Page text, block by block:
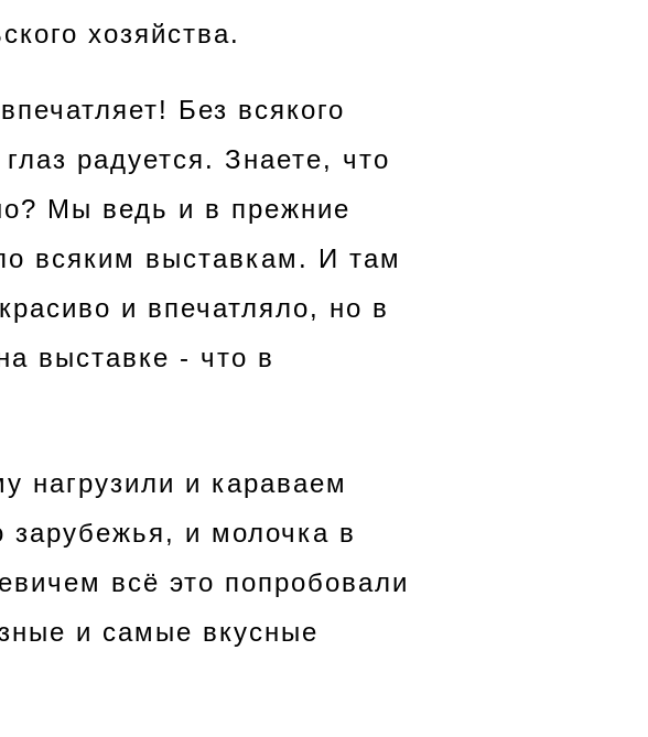
хозяйства.
Без всякого
радуется. Знаете, что
Мы ведь и в прежние
всяким выставкам. И там
и впечатляло, но в
выставке - что в
нагрузили и караваем
зарубежья, и молочка в
всё это попробовали
и самые вкусные